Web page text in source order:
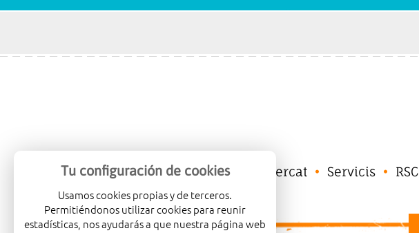
Mercalicante Empreses Mercat Servicis RSC
Tu configuración de cookies
Usamos cookies propias y de terceros.
Permitiéndonos utilizar cookies para reunir
estadísticas, nos ayudarás a que nuestra página web